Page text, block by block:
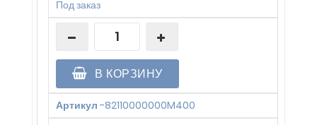
Под заказ
В КОРЗИНУ
Артикул -82110000000M400